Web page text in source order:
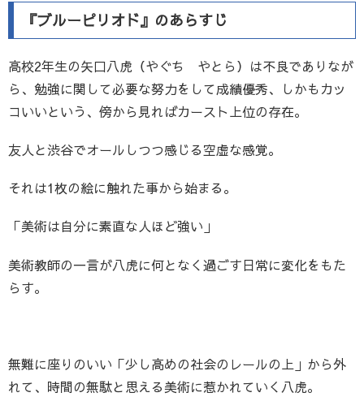
『ブルーピリオド』のあらすじ
高校2年生の矢口八虎（やぐち やとら）は不良でありなが
ら、勉強に関して必要な努力をして成績優秀、しかもカッ
コいいという、傍から見ればカースト上位の存在。
友人と渋谷でオールしつつ感じる空虚な感覚。
それは1枚の絵に触れた事から始まる。
「美術は自分に素直な人ほど強い」
美術教師の一言が八虎に何となく過ごす日常に変化をもた
らす。
無難に座りのいい「少し高めの社会のレールの上」から外
れて、時間の無駄と思える美術に惹かれていく八虎。